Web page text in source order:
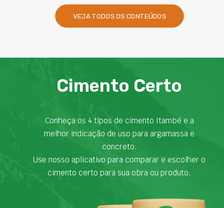
VEJA TODOS OS CONTEÚDOS
Cimento Certo
Conheça os 4 tipos de cimento Itambé e a
melhor indicação de uso para argamassa e
concreto.
Use nosso aplicativo para comparar e escolher o
cimento certo para sua obra ou produto.